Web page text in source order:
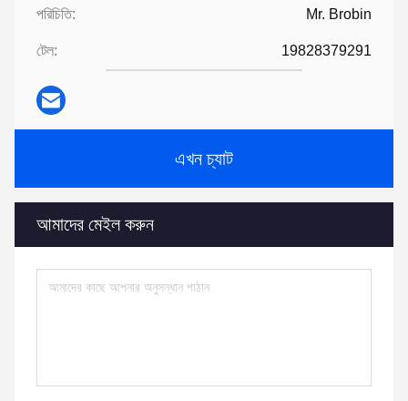
পরিচিতি: Mr. Brobin
টেল: 19828379291
এখন চ্যাট
আমাদের মেইল করুন